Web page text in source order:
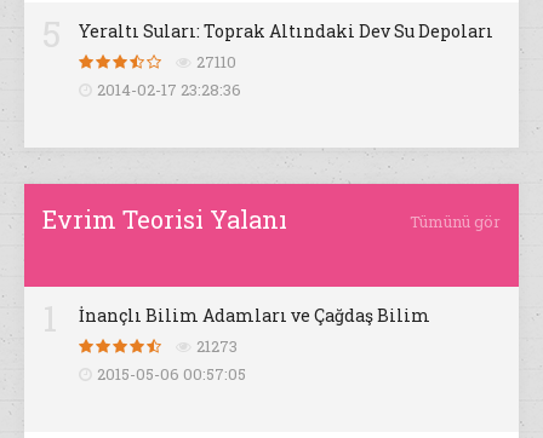
Yeraltı Suları: Toprak Altındaki Dev Su Depoları
27110
2014-02-17 23:28:36
Evrim Teorisi Yalanı Tümünü gör
İnançlı Bilim Adamları ve Çağdaş Bilim
21273
2015-05-06 00:57:05